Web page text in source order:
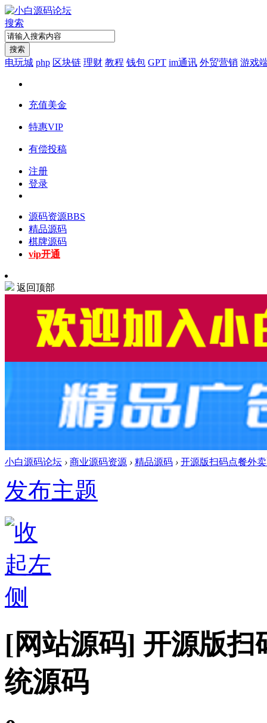
搜索
搜索
电玩城 php 区块链 理财 教程 钱包 GPT im通讯 外贸营销 游戏
充值美金
特惠VIP
有偿投稿
注册
登录
源码资源BBS
精品源码
棋牌源码
vip开通
返回顶部
小白源码论坛 › 商业源码资源 › 精品源码 › 开源版扫码点餐外
发布主题
[网站源码] 开源版扫
统源码